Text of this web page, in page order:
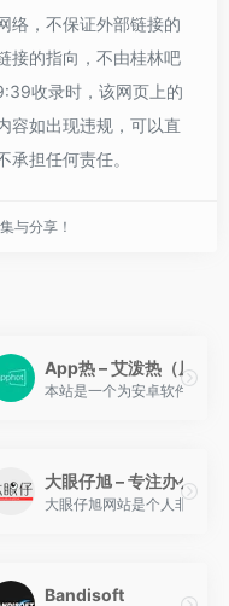
络，不保证外部链接的
接的指向，不由桂林吧
收录时，该网页上的
容如出现违规，可以直
担任何责任。
与分享！
1日，致力于分享安全的互联网资
App热 – 艾泼热（原心
本站是一个为安卓软件与
秀软件、APP应用和互联网资
大眼仔旭 – 专注办公资
大眼仔旭网站是个人非盈利
Bandisoft